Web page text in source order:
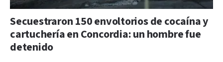
Secuestraron 150 envoltorios de cocaína y
cartuchería en Concordia: un hombre fue
detenido